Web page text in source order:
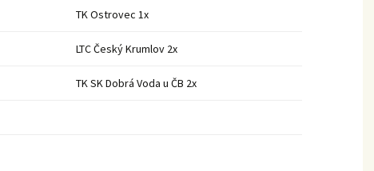
TK Ostrovec 1x
LTC Český Krumlov 2x
TK SK Dobrá Voda u ČB 2x